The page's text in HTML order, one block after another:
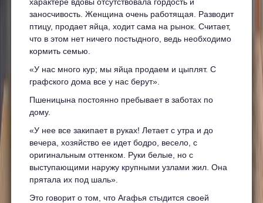
заносчивость. Женщина очень работящая. Разводит
птицу, продает яйца, ходит сама на рынок. Считает,
что в этом нет ничего постыдного, ведь необходимо
кормить семью.
«У нас много кур; мы яйца продаем и цыплят. С
графского дома все у нас берут».
Пшеницына постоянно пребывает в заботах по
дому.
«У нее все закипает в руках! Летает с утра и до
вечера, хозяйство ее идет бодро, весело, с
оригинальным оттенком. Руки белые, но с
выступающими наружу крупными узлами жил. Она
прятала их под шаль».
Это говорит о том, что Агафья стыдится своей